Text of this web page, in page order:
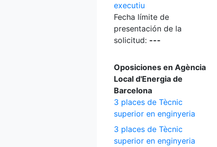
executiu
Fecha límite de
presentación de la
solicitud: ---
Oposiciones en Agència
Local d'Energia de
Barcelona
3 places de Tècnic
superior en enginyeria
3 places de Tècnic
superior en enginyeria